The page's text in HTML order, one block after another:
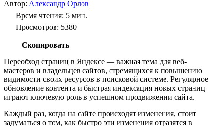
Автор: Александр Орлов
Время чтения: 5 мин.
Просмотров: 5380
Скопировать
Переобход страниц в Яндексе — важная тема для веб-
мастеров и владельцев сайтов, стремящихся к повышению
видимости своих ресурсов в поисковой системе. Регулярное
обновление контента и быстрая индексация новых страниц
играют ключевую роль в успешном продвижении сайта.
Каждый раз, когда на сайте происходят изменения, стоит
задуматься о том, как быстро эти изменения отразятся в